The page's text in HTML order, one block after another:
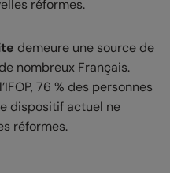
réformes.
demeure une source de
nombreux Français.
76 % des personnes
dispositif actuel ne
réformes.